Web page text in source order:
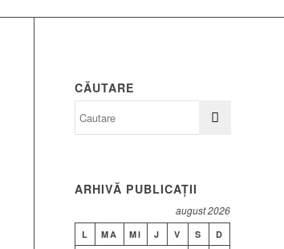
CĂUTARE
ARHIVĂ PUBLICAȚII
august 2026
L MA MI J V S D